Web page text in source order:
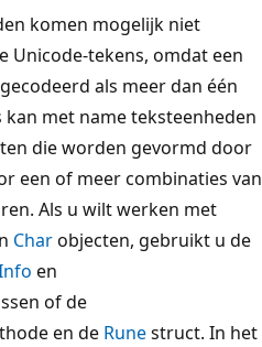
komen mogelijk niet
Unicode-tekens, omdat een
als meer dan één
met name teksteenheden
die worden gevormd door
een of meer combinaties van
Als u wilt werken met
Charobjecten, gebruikt u de
en
of de
en de Runestruct. In het